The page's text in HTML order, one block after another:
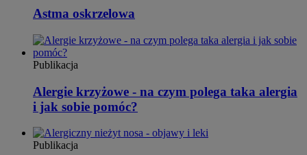
Astma oskrzelowa
Publikacja
Alergie krzyżowe - na czym polega taka alergia
i jak sobie pomóc?
Publikacja